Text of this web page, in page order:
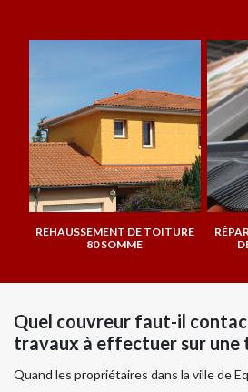
REHAUSSEMENT DE TOITURE
80 SOMME
Quel couvreur faut-il
travaux à effectuer sur une
Quand les propriétaires dans la ville de